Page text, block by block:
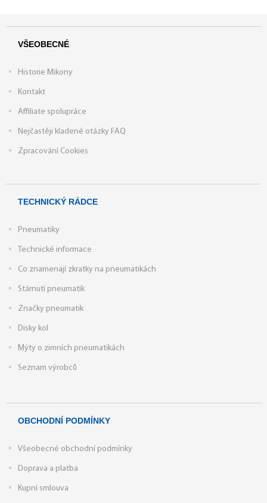
VŠEOBECNÉ
Historie Mikony
Kontakt
Affiliate spolupráce
Nejčastěji kladené otázky FAQ
Zpracování Cookies
TECHNICKÝ RÁDCE
Pneumatiky
Technické informace
Co znamenají zkratky na pneumatikách
Stárnutí pneumatik
Značky pneumatik
Disky kol
Mýty o zimních pneumatikách
Seznam výrobců
OBCHODNÍ PODMÍNKY
Všeobecné obchodní podmínky
Doprava a platba
Kupní smlouva